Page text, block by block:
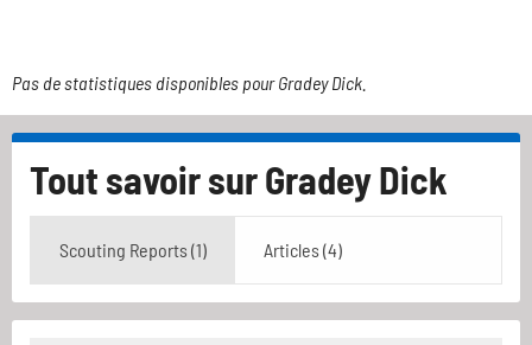
Pas de statistiques disponibles pour Gradey Dick.
Tout savoir surGradey Dick
Scouting Reports (1) Articles (4)